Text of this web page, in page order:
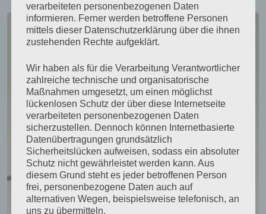
verarbeiteten personenbezogenen Daten
informieren. Ferner werden betroffene Personen
mittels dieser Datenschutzerklärung über die ihnen
zustehenden Rechte aufgeklärt.
Wir haben als für die Verarbeitung Verantwortlicher
zahlreiche technische und organisatorische
Maßnahmen umgesetzt, um einen möglichst
lückenlosen Schutz der über diese Internetseite
verarbeiteten personenbezogenen Daten
sicherzustellen. Dennoch können Internetbasierte
Datenübertragungen grundsätzlich
Sicherheitslücken aufweisen, sodass ein absoluter
Schutz nicht gewährleistet werden kann. Aus
diesem Grund steht es jeder betroffenen Person
frei, personenbezogene Daten auch auf
alternativen Wegen, beispielsweise telefonisch, an
uns zu übermitteln.